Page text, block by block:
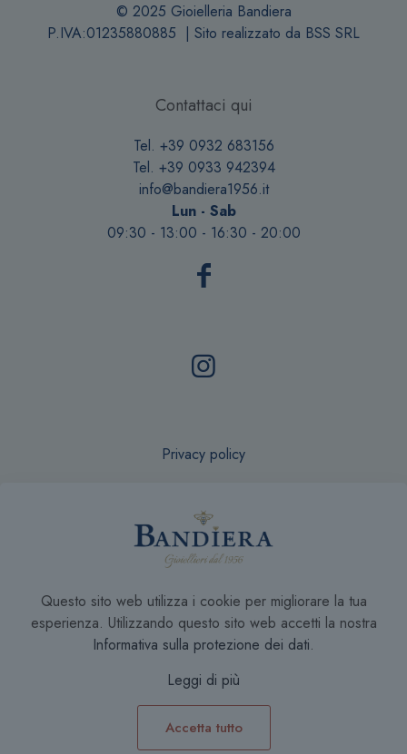
© 2025 Gioielleria Bandiera
P.IVA:01235880885 | Sito realizzato da BSS SRL
Contattaci qui
Tel. +39 0932 683156
Tel. +39 0933 942394
info@bandiera1956.it
Lun - Sab
09:30 - 13:00 - 16:30 - 20:00
Privacy policy
Recesso online
Condizioni di Vendita
Questo sito web utilizza i cookie per migliorare la tua
esperienza. Utilizzando questo sito web accetti la nostra
Informativa sulla protezione dei dati.
Leggi di più
Accetta tutto